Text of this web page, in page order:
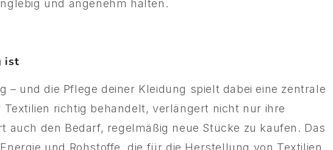
und angenehm halten.
ist
– und die Pflege deiner Kleidung spielt dabei eine zentrale
Textilien richtig behandelt, verlängert nicht nur ihre
auch den Bedarf, regelmäßig neue Stücke zu kaufen. Das
und Rohstoffe, die für die Herstellung von Textilien